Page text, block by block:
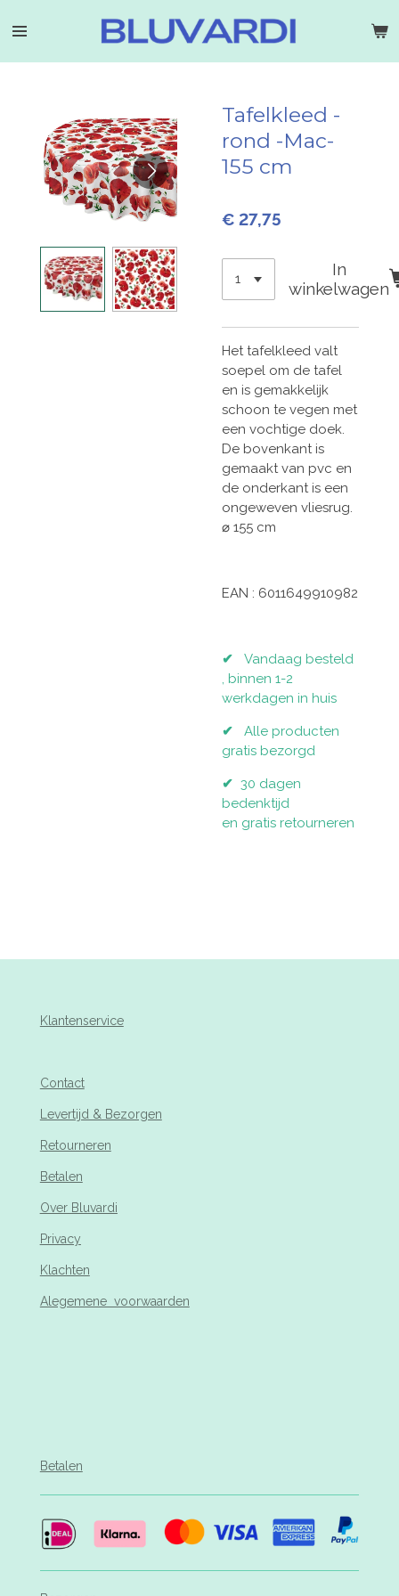
direct
Tafelkleed -
rond -Mac-
155 cm
€ 27,75
In
winkelwagen
Het tafelkleed valt
soepel om de tafel
en is gemakkelijk
schoon te vegen met
een vochtige doek.
De bovenkant is
gemaakt van pvc en
de onderkant is een
ongeweven vliesrug.
⌀ 155 cm
EAN : 6011649910982
✔
Vandaag besteld
, binnen 1-2
werkdagen in huis
✔
Alle producten
gratis bezorgd
✔ 30 dagen
bedenktijd
en gratis retourneren
Klantenservice
Contact
Levertijd & Bezorgen
Retourneren
Betalen
Over Bluvardi
Privacy
Klachten
Alegemene voorwaarden
Betalen